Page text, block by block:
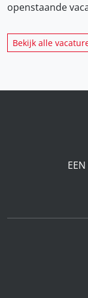
openstaande
Bekijk alle